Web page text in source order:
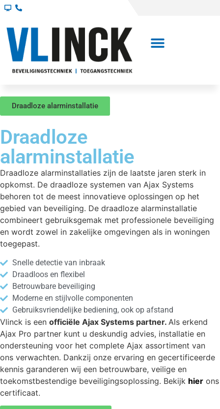
Draadloze alarminstallatie
Draadloze
alarminstallatie
Draadloze alarminstallaties zijn de laatste jaren sterk in
opkomst. De draadloze systemen van Ajax Systems
behoren tot de meest innovatieve oplossingen op het
gebied van beveiliging. De draadloze alarminstallatie
combineert gebruiksgemak met professionele beveiliging
en wordt zowel in zakelijke omgevingen als in woningen
toegepast.
Snelle detectie van inbraak
Draadloos en flexibel
Betrouwbare beveiliging
Moderne en stijlvolle componenten
Gebruiksvriendelijke bediening, ook op afstand
Vlinck is een officiële Ajax Systems partner. Als erkend
Ajax Pro partner kunt u deskundig advies, installatie en
ondersteuning voor het complete Ajax assortiment van
ons verwachten. Dankzij onze ervaring en gecertificeerde
kennis garanderen wij een betrouwbare, veilige en
toekomstbestendige beveiligingsoplossing. Bekijk hier ons
certificaat.